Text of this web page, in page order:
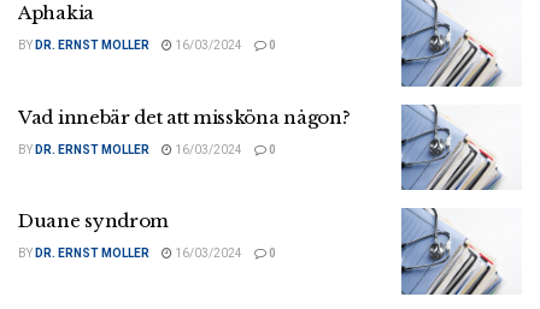
Aphakia
BY DR. ERNST MOLLER 16/03/2024 0
Vad innebär det att missköna någon?
BY DR. ERNST MOLLER 16/03/2024 0
Duane syndrom
BY DR. ERNST MOLLER 16/03/2024 0